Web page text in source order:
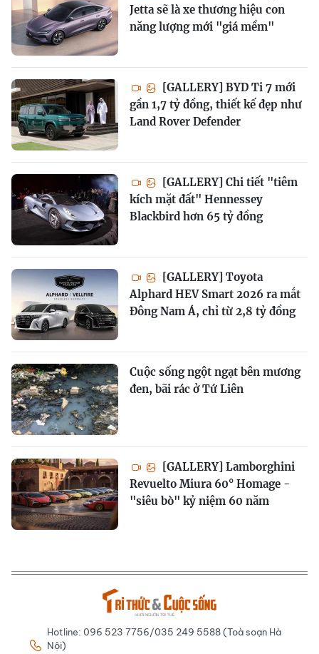
Jetta sẽ là xe thương hiệu con
năng lượng mới "giá mềm"
[GALLERY] BYD Ti 7 mới
gần 1,7 tỷ đồng, thiết kế đẹp như
Land Rover Defender
[GALLERY] Chi tiết "tiêm
kích mặt đất" Hennessey
Blackbird hơn 65 tỷ đồng
[GALLERY] Toyota
Alphard HEV Smart 2026 ra mắt
Đông Nam Á, chỉ từ 2,8 tỷ đồng
Cuộc sống ngột ngạt bên mương
đen, bãi rác ở Tứ Liên
[GALLERY] Lamborghini
Revuelto Miura 60° Homage -
"siêu bò" kỷ niệm 60 năm
Hotline: 096 523 7756/035 249 5588 (Toà soạn Hà
Nội)